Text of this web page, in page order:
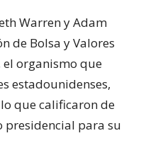
Warren y Adam
de Bolsa y Valores
el organismo que
estadounidenses,
que calificaron de
presidencial para su